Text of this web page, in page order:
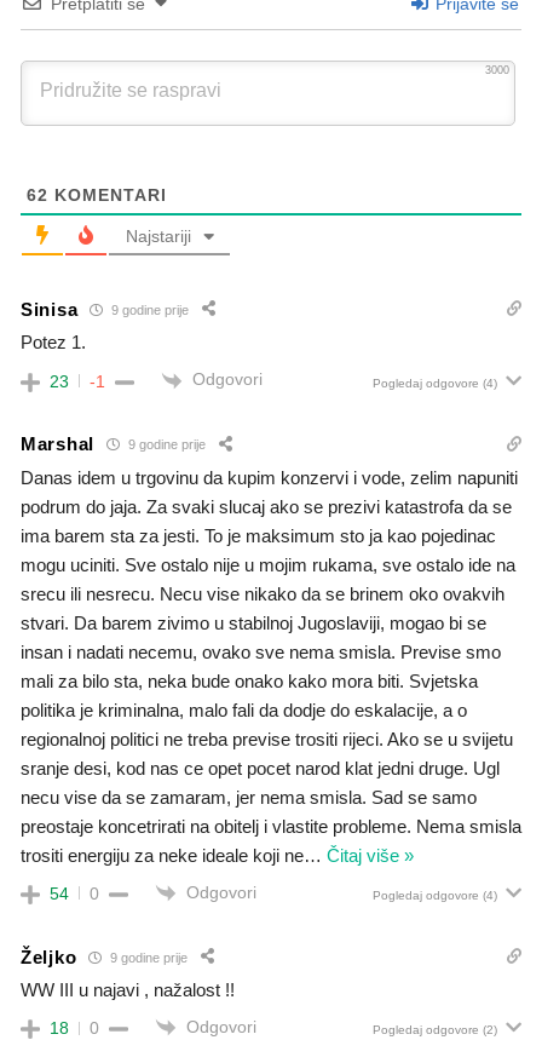
Pretplatiti se Prijavite se
3000
62 KOMENTARI
Najstariji
Sinisa 9 godine prije
Potez 1.
23 -1 Odgovori Pogledaj odgovore (4)
Marshal 9 godine prije
Danas idem u trgovinu da kupim konzervi i vode, zelim napuniti
podrum do jaja. Za svaki slucaj ako se prezivi katastrofa da se
ima barem sta za jesti. To je maksimum sto ja kao pojedinac
mogu uciniti. Sve ostalo nije u mojim rukama, sve ostalo ide na
srecu ili nesrecu. Necu vise nikako da se brinem oko ovakvih
stvari. Da barem zivimo u stabilnoj Jugoslaviji, mogao bi se
insan i nadati necemu, ovako sve nema smisla. Previse smo
mali za bilo sta, neka bude onako kako mora biti. Svjetska
politika je kriminalna, malo fali da dodje do eskalacije, a o
regionalnoj politici ne treba previse trositi rijeci. Ako se u svijetu
sranje desi, kod nas ce opet pocet narod klat jedni druge. Ugl
necu vise da se zamaram, jer nema smisla. Sad se samo
preostaje koncetrirati na obitelj i vlastite probleme. Nema smisla
trositi energiju za neke ideale koji ne… Čitaj više »
54 0 Odgovori Pogledaj odgovore (4)
Željko 9 godine prije
WW III u najavi , nažalost !!
18 0 Odgovori Pogledaj odgovore (2)